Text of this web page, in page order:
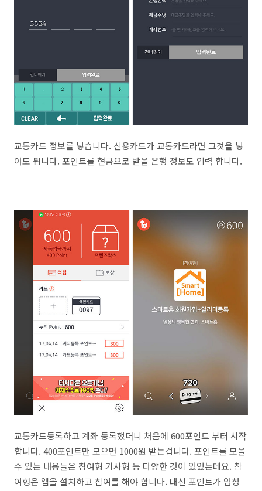
교통카드 정보를 넣습니다. 신용카드가 교통카드라면 그것을 넣
어도 됩니다. 포인트를 현금으로 받을 은행 정보도 입력 합니다.
교통카드등록하고 계좌 등록했더니 처음에 600포인트 부터 시작
합니다. 400포인트만 모으면 1000원 받는겁니다. 포인트를 모을
수 있는 내용들은 참여형 기사형 등 다양한 것이 있었는데요. 참
여형은 앱을 설치하고 참여를 해야 합니다. 대신 포인트가 엄청